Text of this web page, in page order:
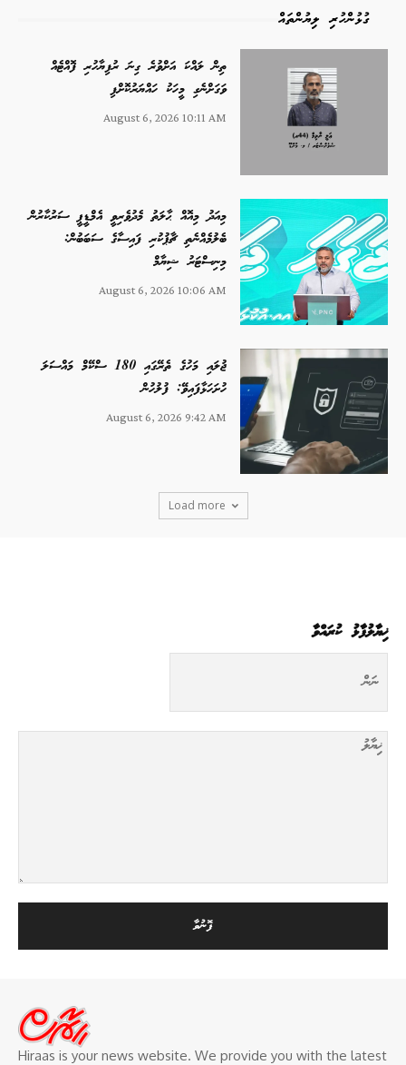
ގުޅުންހުރި ލިޔުންތައް
ތިން ލައްކަ އަށްވުރެ ގިނަ ރުފިޔާހުރި ފޮއްޓެއް
ވަގަށްނެގި މީހަކު ހައްޔަރުކޮށްފި
August 6, 2026 10:11 AM
މިއަދު މިއޮއް ޙާލަތު މެދުވެރިވީ އެމްޑީޕީ ސަރުކާރުން
ބެލުމެއްނެތި ޗާޕުކުރި ފައިސާގެ ސަބަބުން:
މިނިސްޓަރު ޝިޔާމް
August 6, 2026 10:06 AM
ޖުލައި މަހުގެ ތެރޭގައި 180 ސްކޭމް މައްސަލަ
ހުށަހަޅާފައިވޭ: ފުލުހުން
August 6, 2026 9:42 AM
Load more
ޚިޔާލުފާޅު ކުރައްވާ
Hiraas is your news website. We provide you with the latest